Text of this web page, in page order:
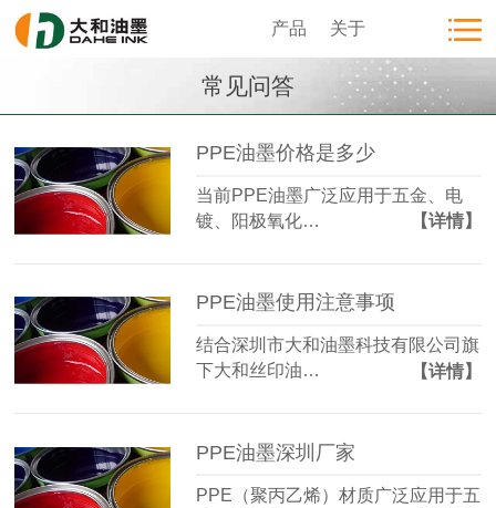
产品 关于
常见问答
PPE油墨价格是多少
当前PPE油墨广泛应用于五金、电
镀、阳极氧化…
【详情】
PPE油墨使用注意事项
结合深圳市大和油墨科技有限公司旗
下大和丝印油…
【详情】
PPE油墨深圳厂家
PPE（聚丙乙烯）材质广泛应用于五